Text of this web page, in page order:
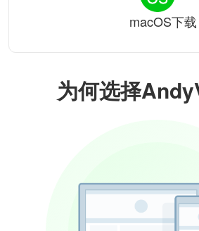
为何选择
macOS下载